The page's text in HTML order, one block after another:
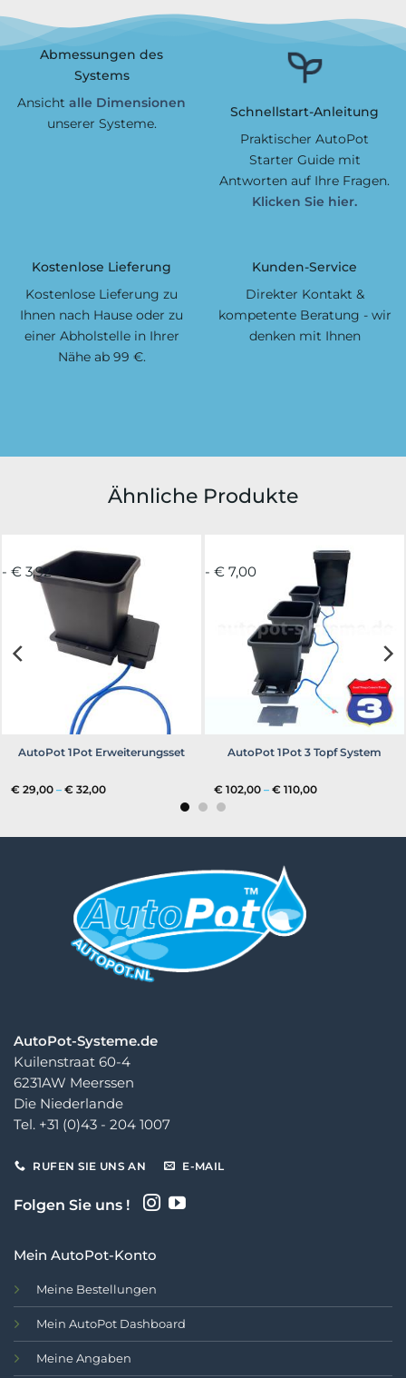
Abmessungen des
Systems
Ansicht alle Dimensionen
unserer Systeme.
Schnellstart-Anleitung
Praktischer AutoPot
Starter Guide mit
Antworten auf Ihre Fragen.
Klicken Sie hier.
Kostenlose Lieferung
Kostenlose Lieferung zu
Ihnen nach Hause oder zu
einer Abholstelle in Ihrer
Nähe ab 99 €.
Kunden-Service
Direkter Kontakt &
kompetente Beratung - wir
denken mit Ihnen
Ähnliche Produkte
- € 3,92
AutoPot 1Pot Erweiterungsset
€ 29,00 – € 32,00Preisspanne:
- € 7,00
AutoPot 1Pot 3 Topf System
€ 102,00 – € 110,00Preisspanne:
AutoPot-Systeme.de
Kuilenstraat 60-4
6231AW Meerssen
Die Niederlande
Tel. +31 (0)43 - 204 1007
RUFEN SIE UNS AN E-MAIL
Folgen Sie uns !
Mein AutoPot-Konto
Meine Bestellungen
Mein AutoPot Dashboard
Meine Angaben